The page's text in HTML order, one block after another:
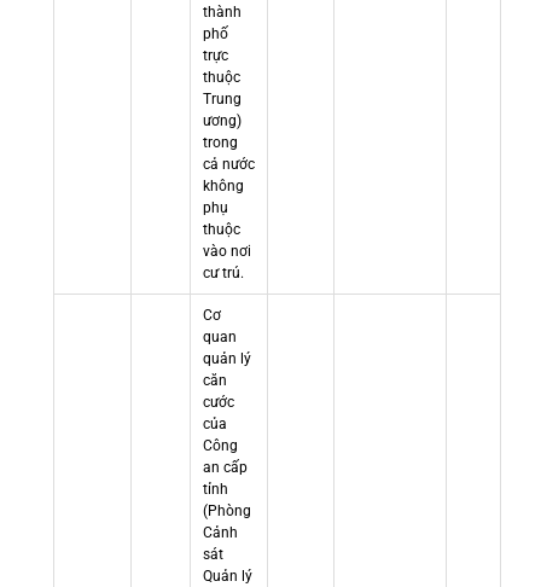
thành
phố
trực
thuộc
Trung
ương)
trong
cả nước
không
phụ
thuộc
vào nơi
cư trú.
Cơ
quan
quản lý
căn
cước
của
Công
an cấp
tỉnh
(Phòng
Cảnh
sát
Quản lý